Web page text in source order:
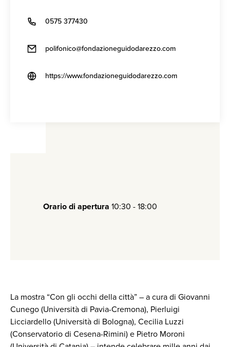
0575 377430
polifonico@fondazioneguidodarezzo.com
https://www.fondazioneguidodarezzo.com
Orario di apertura 10:30 - 18:00
La mostra “Con gli occhi della città” – a cura di Giovanni
Cunego (Università di Pavia-Cremona), Pierluigi
Licciardello (Università di Bologna), Cecilia Luzzi
(Conservatorio di Cesena-Rimini) e Pietro Moroni